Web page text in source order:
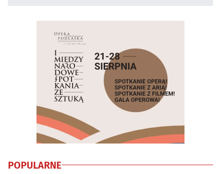
POPULARNE